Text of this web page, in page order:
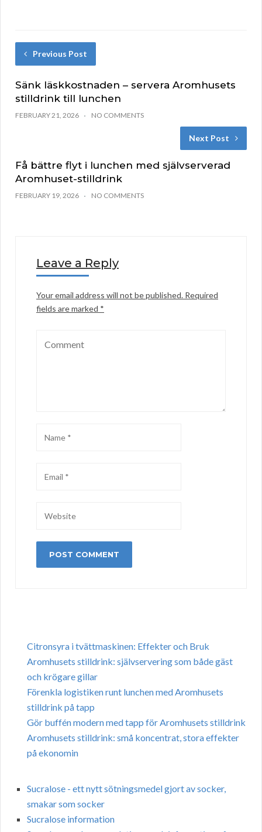
Previous Post
Sänk läskkostnaden – servera Aromhusets
stilldrink till lunchen
FEBRUARY 21, 2026 NO COMMENTS
Next Post
Få bättre flyt i lunchen med självserverad
Aromhuset-stilldrink
FEBRUARY 19, 2026 NO COMMENTS
Leave a Reply
Your email address will not be published. Required
fields are marked *
Citronsyra i tvättmaskinen: Effekter och Bruk
Aromhusets stilldrink: självservering som både gäst
och krögare gillar
Förenkla logistiken runt lunchen med Aromhusets
stilldrink på tapp
Gör buffén modern med tapp för Aromhusets stilldrink
Aromhusets stilldrink: små koncentrat, stora effekter
på ekonomin
Sucralose - ett nytt sötningsmedel gjort av socker,
smakar som socker
Sucralose information